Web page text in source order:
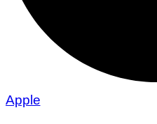
Apple